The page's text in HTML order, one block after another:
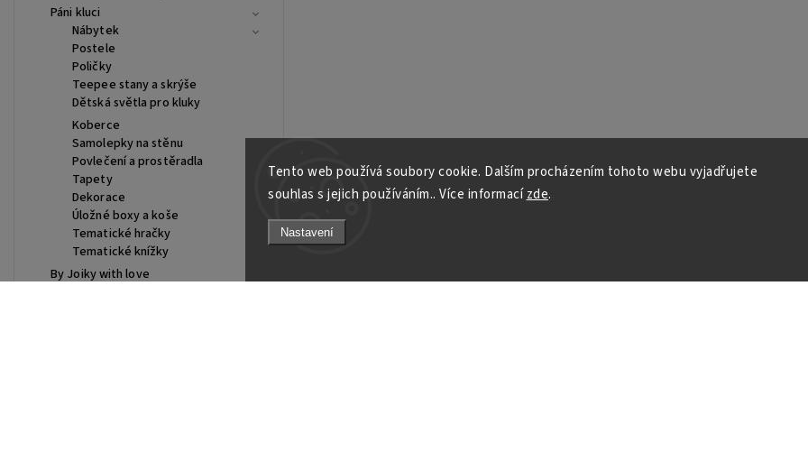
Tento web používá soubory cookie. Dalším procházením tohoto webu vyjadřujete
souhlas s jejich používáním.. Více informacízde.
Nastavení
Páni kluci
Nábytek
Postele
Poličky
Teepee stany a skrýše
Dětská světla pro kluky
Koberce
Samolepky na stěnu
Povlečení a prostěradla
Tapety
Dekorace
Úložné boxy a koše
Tematické hračky
Tematické knížky
By Joiky with love